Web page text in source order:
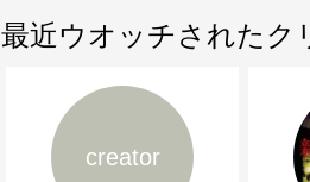
最近ウオッチされたク
creator